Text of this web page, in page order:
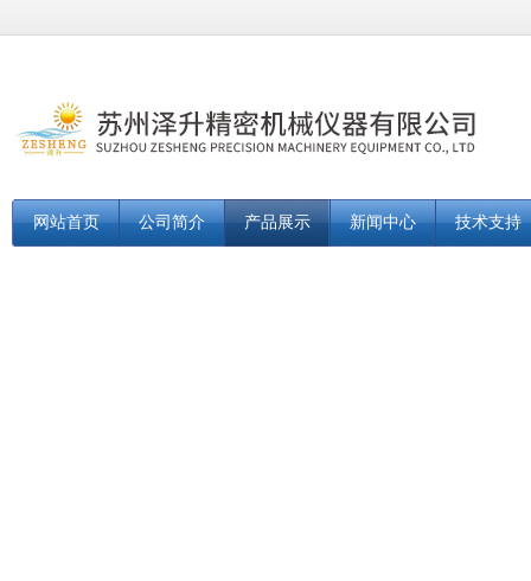
网站首页 公司简介 产品展示 新闻中心 技术支持